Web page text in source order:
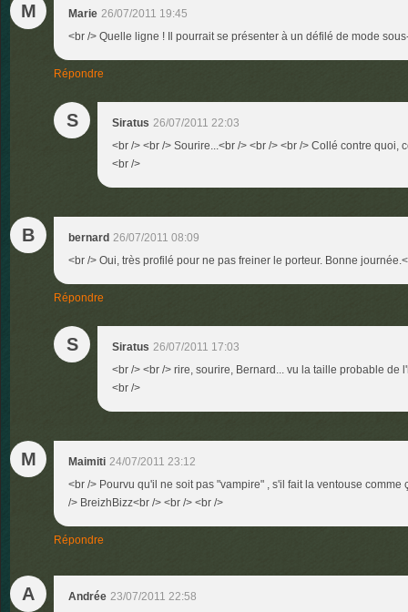
M Marie 26/07/2011 19:45
<br /> Quelle ligne ! Il pourrait se présenter à un défilé de mode
Répondre
S Siratus 26/07/2011 22:03
<br /> <br /> Sourire...<br /> <br /> <br /> Collé contre quoi,
<br />
B bernard 26/07/2011 08:09
<br /> Oui, très profilé pour ne pas freiner le porteur. Bonne
Répondre
S Siratus 26/07/2011 17:03
<br /> <br /> rire, sourire, Bernard... vu la taille probable de
<br />
M Maimiti 24/07/2011 23:12
<br /> Pourvu qu'il ne soit pas "vampire" , s'il fait la ventouse comme
/> BreizhBizz<br /> <br /> <br />
Répondre
A Andrée 23/07/2011 22:58